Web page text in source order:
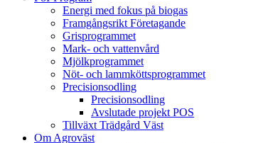
Energi med fokus på biogas
Framgångsrikt Företagande
Grisprogrammet
Mark- och vattenvård
Mjölkprogrammet
Nöt- och lammköttsprogrammet
Precisionsodling
Precisionsodling
Avslutade projekt POS
Tillväxt Trädgård Väst
Om Agroväst